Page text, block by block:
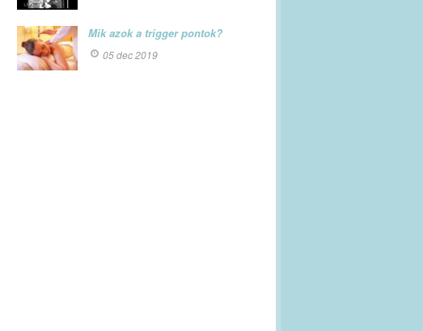
Mik azok a trigger pontok?
05 dec 2019